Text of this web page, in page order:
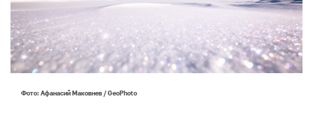
Фото: Афанасий Маковнев / GeoPhoto